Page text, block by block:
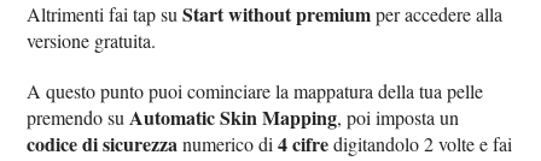
Altrimenti fai tap suStart without premiumper accedere alla
versione gratuita.
A questo punto puoi cominciare la mappatura della tua pelle
premendo suAutomatic Skin Mapping, poi imposta un
codice di sicurezzanumerico di4 cifredigitandolo 2 volte e fai